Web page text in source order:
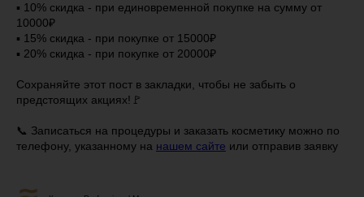
▪️ 10% скидка - при единовременной покупке на сумму от
10000₽
▪️ 15% скидка - при покупке от 15000₽
▪️ 20% скидка - при покупке от 20000₽
Сохраняйте этот пост в закладки, чтобы не забыть о
предстоящих акциях!🚩⠀
📞 Записаться на процедуры и заказать косметику можно по
телефону, указанному на нашем сайте или отправив заявку